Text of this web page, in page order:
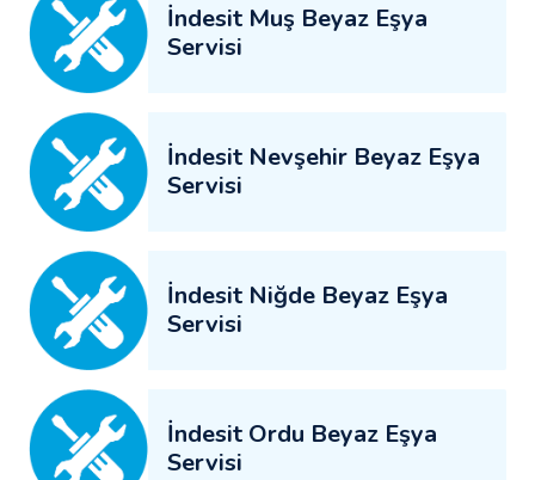
İndesit Muş Beyaz Eşya
Servisi
İndesit Nevşehir Beyaz Eşya
Servisi
İndesit Niğde Beyaz Eşya
Servisi
İndesit Ordu Beyaz Eşya
Servisi